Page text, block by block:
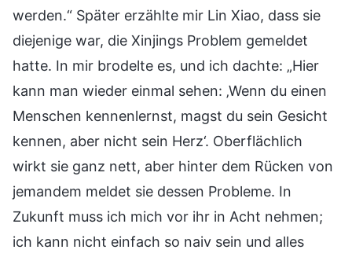
werden.“ Später erzählte mir Lin Xiao, dass sie
diejenige war, die Xinjings Problem gemeldet
hatte. In mir brodelte es, und ich dachte: „Hier
kann man wieder einmal sehen: ‚Wenn du einen
Menschen kennenlernst, magst du sein Gesicht
kennen, aber nicht sein Herz‘. Oberflächlich
wirkt sie ganz nett, aber hinter dem Rücken von
jemandem meldet sie dessen Probleme. In
Zukunft muss ich mich vor ihr in Acht nehmen;
ich kann nicht einfach so naiv sein und alles